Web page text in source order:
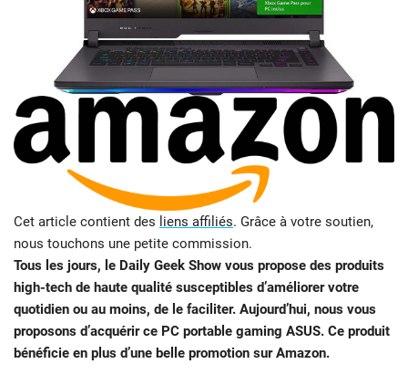
Cet article contient des liens affiliés. Grâce à votre soutien,
nous touchons une petite commission.
Tous les jours, le Daily Geek Show vous propose des produits
high-tech de haute qualité susceptibles d’améliorer votre
quotidien ou au moins, de le faciliter. Aujourd’hui, nous vous
proposons d’acquérir ce PC portable gaming ASUS. Ce produit
bénéficie en plus d’une belle promotion sur Amazon.